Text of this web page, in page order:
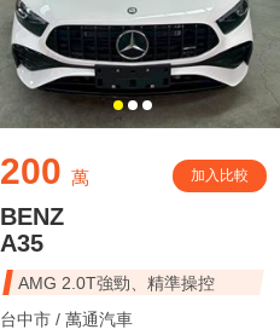
200 萬 加入比較
BENZ
A35
AMG 2.0T強勁、精準操控
台中市 / 萬通汽車